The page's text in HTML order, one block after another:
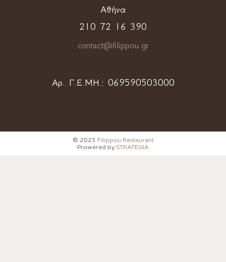
Αθήνα
210 72 16 390
contact@filippou.gr
Αρ. Γ.Ε.ΜΗ.: 069590503000
© 2023 Filippou Restaurant
Prowered by STRATEGIA